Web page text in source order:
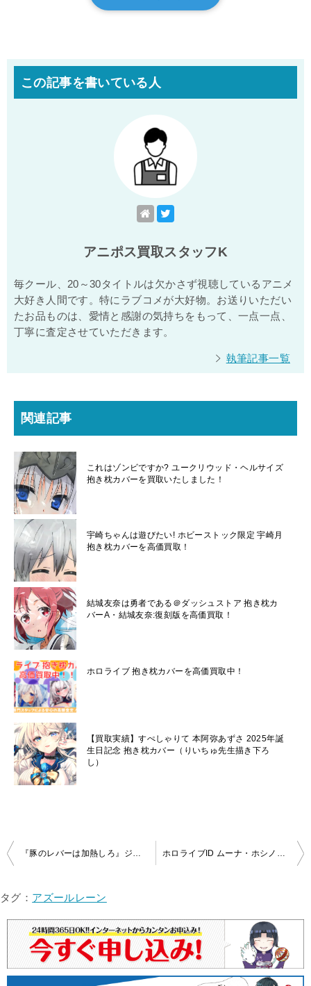
この記事を書いている人
アニポス買取スタッフK
毎クール、20～30タイトルは欠かさず視聴しているアニメ
大好き人間です。特にラブコメが大好物。お送りいただい
たお品ものは、愛情と感謝の気持ちをもって、一点一点、
丁寧に査定させていただきます。
執筆記事一覧
関連記事
これはゾンビですか? ユークリウッド・ヘルサイズ
抱き枕カバーを買取いたしました！
宇崎ちゃんは遊びたい! ホビーストック限定 宇崎月
抱き枕カバーを高価買取！
結城友奈は勇者である＠ダッシュストア 抱き枕カ
バーA・結城友奈:復刻版を高価買取！
ホロライブ 抱き枕カバーを高価買取中！
【買取実績】すぺしゃりて 本阿弥あずさ 2025年誕
生日記念 抱き枕カバー（りいちゅ先生描き下ろ
し）
投
ナ
シ
タグ： アズールレーン